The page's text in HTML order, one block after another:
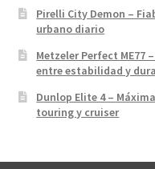
Pirelli City Demon –
urbano diario
Metzeler Perfect
entre estabilidad y
Dunlop Elite 4 –
touring y cruiser